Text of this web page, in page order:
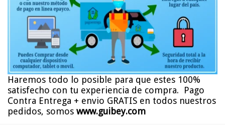
Haremos todo lo posible para que estes 100%
satisfecho con tu experiencia de compra. Pago
Contra Entrega + envio GRATIS en todos nuestros
pedidos, somos www.guibey.com